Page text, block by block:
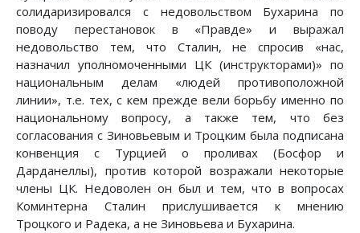
солидаризировался с недовольством Бухарина по
поводу перестановок в «Правде» и выражал
недовольство тем, что Сталин, не спросив «нас,
назначил уполномоченными ЦК (инструкторами)» по
национальным делам «людей противоположной
линии», т.е. тех, с кем прежде вели борьбу именно по
национальному вопросу, а также тем, что без
согласования с Зиновьевым и Троцким была подписана
конвенция с Турцией о проливах (Босфор и
Дарданеллы), против которой возражали некоторые
члены ЦК. Недоволен он был и тем, что в вопросах
Коминтерна Сталин прислушивается к мнению
Троцкого и Радека, а не Зиновьева и Бухарина.